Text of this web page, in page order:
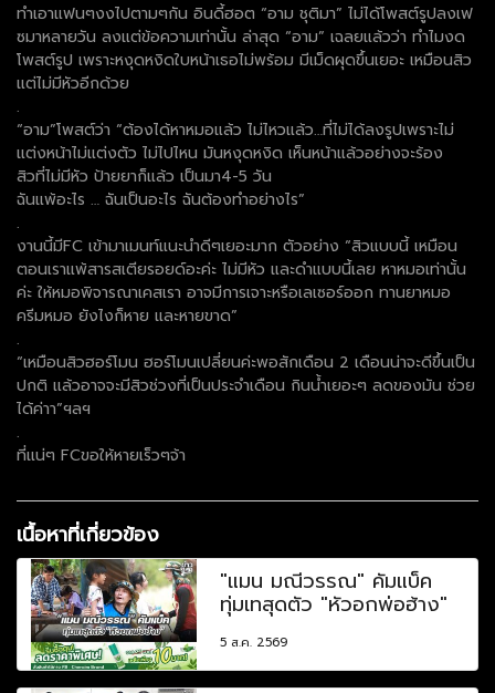
ทำเอาแฟนๆงงไปตามๆกัน อินดี้ฮอต “อาม ชุติมา” ไม่ได้โพสต์รูปลงเฟ
ซมาหลายวัน ลงแต่ข้อความเท่านั้น ล่าสุด “อาม” เฉลยแล้วว่า ทำไมงด
โพสต์รูป เพราะหงุดหงิดใบหน้าเธอไม่พร้อม มีเม็ดผุดขึ้นเยอะ เหมือนสิว
แต่ไม่มีหัวอีกด้วย
.
“อาม”โพสต์ว่า “ต้องได้หาหมอแล้ว ไม่ไหวแล้ว…ที่ไม่ได้ลงรูปเพราะไม่
แต่งหน้าไม่แต่งตัว ไม่ไปไหน มันหงุดหงิด เห็นหน้าแล้วอย่างจะร้อง
สิวที่ไม่มีหัว ป้ายยาก็แล้ว เป็นมา4-5 วัน
ฉันแพ้อะไร … ฉันเป็นอะไร ฉันต้องทำอย่างไร”
.
งานนี้มีFC เข้ามาเมนท์แนะนำดีๆเยอะมาก ตัวอย่าง “สิวแบบนี้ เหมือน
ตอนเราแพ้สารสเตียรอยด์อะค่ะ ไม่มีหัว และดำแบบนี้เลย หาหมอเท่านั้น
ค่ะ ให้หมอพิจารณาเคสเรา อาจมีการเจาะหรือเลเซอร์ออก ทานยาหมอ
ครีมหมอ ยังไงก็หาย และหายขาด”
.
“เหมือนสิวฮอร์โมน ฮอร์โมนเปลี่ยนค่ะพอสักเดือน 2 เดือนน่าจะดีขึ้นเป็น
ปกติ เเล้วอาจจะมีสิวช่วงที่เป็นประจำเดือน กินน้ำเยอะๆ ลดของมัน ช่วย
ได้ค่าา”ฯลฯ
.
ที่แน่ๆ FCขอให้หายเร็วๆจ้า
เนื้อหาที่เกี่ยวข้อง
"แมน มณีวรรณ" คัมแบ็ค
ทุ่มเทสุดตัว "หัวอกพ่อฮ้าง"
5 ส.ค. 2569